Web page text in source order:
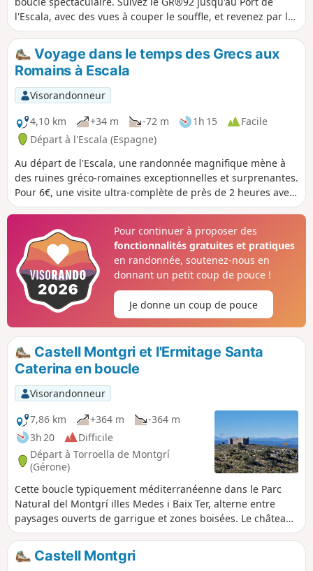
l'Escala, avec des vues à couper le souffle, et revenez par les
ruelles chargées d'histoire. Une balade entre mer et
patrimoine.
Voyage dans le temps des Grecs aux
Romains à Escala
Visorandonneur
4,10 km
+34 m -72 m 1h 15
Facile
Départ à l'Escala (Espagne)
Au départ de l'Escala, une randonnée magnifique mène à
des ruines gréco-romaines exceptionnelles et surprenantes.
Pour 6€, une visite ultra-complète de près de 2 heures avec
audio-guide sur smartphone. Un coup de cœur !
Pour continuer à proposer des
fonctionnalités gratuites et pratiques
en randonnée, soutenez-nous en
donnant un petit coup de pouce !
Je donne un coup de pouce
Castell Montgri et l'Ermitage Santa
Caterina en boucle
Visorandonneur
7,86 km
+364 m
-364 m
3h 20
Difficile
Départ à Torroella de Montgrí
(Gérone)
Cette boucle typiquement méditerranéenne dans le Parc
Natural del Montgrí illes Medes i Baix Ter, alterne entre
paysages ouverts de garrigue et zones boisées. Le château
de Montgri, construit au XIIIe siècle, domine toute la région
et offre une vue spectaculaire. L'Ermitage de Santa
Caterina, fondé par des ermites au XIVe siècle, offre un
Castell Montgri